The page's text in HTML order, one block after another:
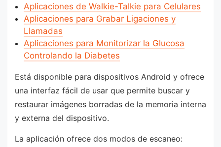
Aplicaciones de Walkie-Talkie para Celulares
Aplicaciones para Grabar Ligaciones y
Llamadas
Aplicaciones para Monitorizar la Glucosa
Controlando la Diabetes
Está disponible para dispositivos Android y ofrece
una interfaz fácil de usar que permite buscar y
restaurar imágenes borradas de la memoria interna
y externa del dispositivo.
La aplicación ofrece dos modos de escaneo: